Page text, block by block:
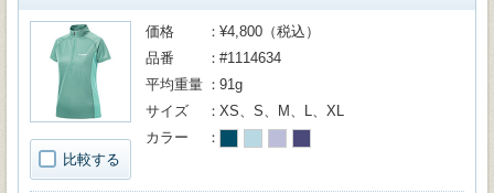
比較する
価格
¥4,800（税込）
品番
#1114634
平均重量
91g
サイズ
XS、S、M、L、XL
カラー